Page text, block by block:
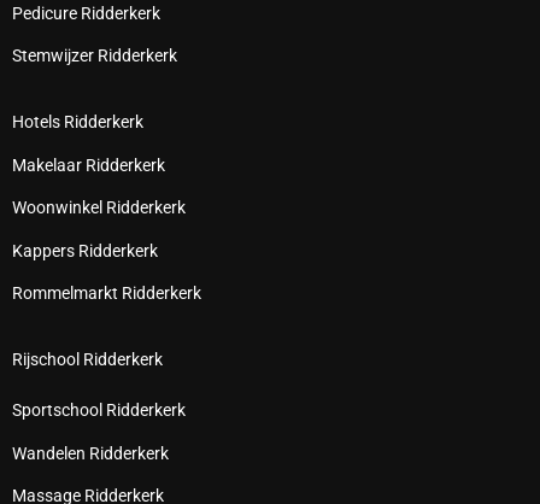
Pedicure Ridderkerk
Stemwijzer Ridderkerk
Hotels Ridderkerk
Makelaar Ridderkerk
Woonwinkel Ridderkerk
Kappers Ridderkerk
Rommelmarkt Ridderkerk
Rijschool Ridderkerk
Sportschool Ridderkerk
Wandelen Ridderkerk
Massage Ridderkerk